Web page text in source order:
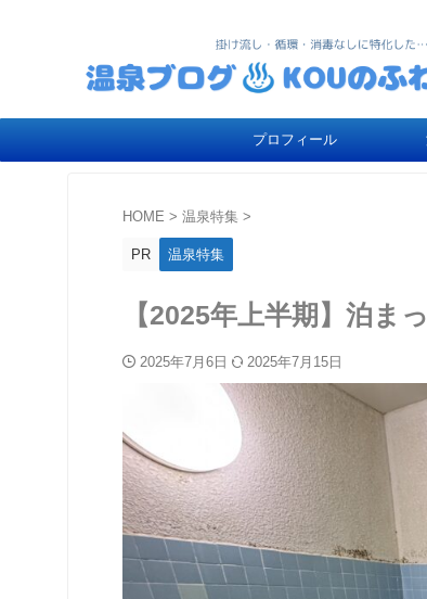
プロフィール
HOME > 温泉特集 >
PR 温泉特集
【2025年上半期】泊ま
2025年7月6日 2025年7月15日